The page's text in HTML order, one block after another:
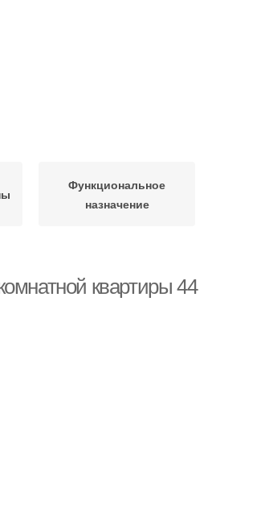
Функциональное
назначение
квартиры 44